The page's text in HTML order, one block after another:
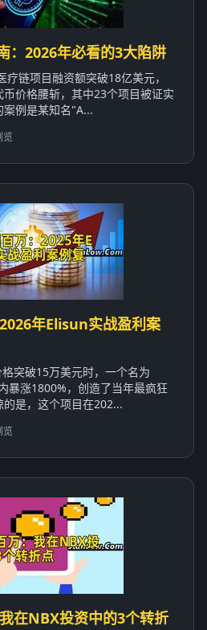
：2026年必看的3大陷阱
链项目融资额突破18亿美元，
价格腰斩，其中23个项目被证实
例是某知名"A...
览
年Elisun实战盈利案
突破15万美元时，一个名为
暴涨1800%，创造了当年最疯狂
是，这个项目在202...
览
在NBX投资中的3个转折